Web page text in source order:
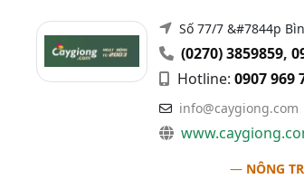
Số 77/7 &#7844p
(0270) 3859859,
Hotline: 0907 969
info@caygiong.com
― NÔNG